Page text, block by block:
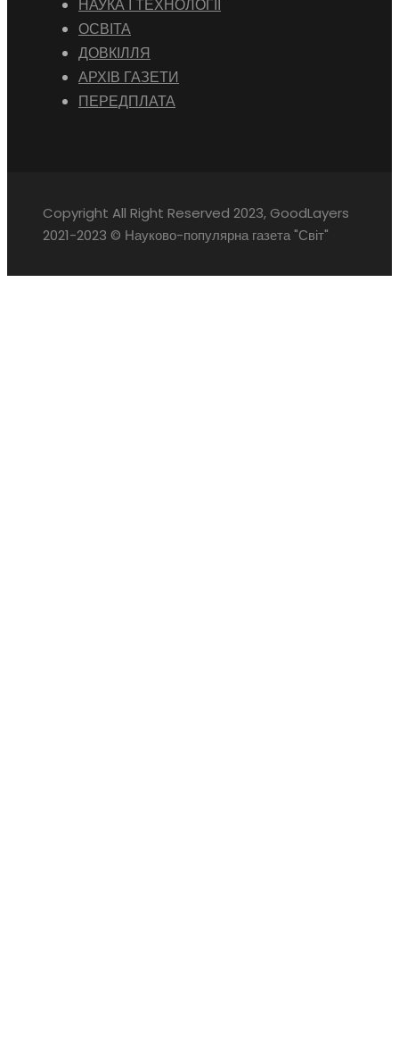
НАУКА І ТЕХНОЛОГІЇ
ОСВІТА
ДОВКІЛЛЯ
АРХІВ ГАЗЕТИ
ПЕРЕДПЛАТА
Copyright All Right Reserved 2023, GoodLayers
2021-2023 © Науково-популярна газета "Світ"